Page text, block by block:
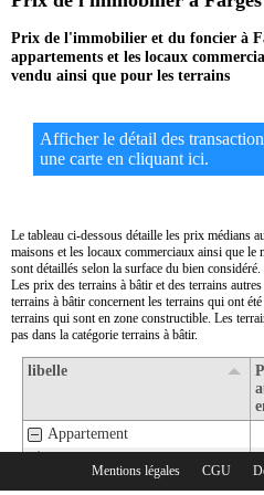
Mentions légales CGU
Rubriques :
Prix de l'immobilier et du foncier à
appartements et les locaux
vendu ainsi que pour les terrains
Afficher le détail des
une carte en cliquant ici.
Le tableau ci-dessous détaille les prix médians
maisons et les locaux commerciaux ainsi que le
sont détaillés selon la surface du bien considéré.
Les prix des terrains à bâtir et des terrains
terrains à bâtir concernent les terrains qui ont
terrains qui sont en zone constructible. Les
pas dans la catégorie terrains à bâtir.
libelle
Appartement
2- Surface de 30 m2 à 80 m2